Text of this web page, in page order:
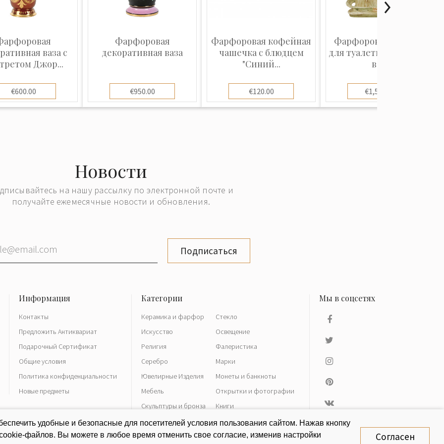
призами и
в Лейпциге и
медаль на
и
работе
директора
в
названием
ваза с
Джор...
€600.00
Фарфоровая
декоративная ваза
€950.00
Фарфоровая кофейная
чашечка с блюдцем
"Синий...
€120.00
Фарфоровое зеркало
для туалетного столика
в с...
€1,500.00
Новости
на нашу рассылку по электронной почте и
получайте ежемесячные новости и обновления.
Подписаться
Контакты
Предложить Антиквариат
Подарочный Сертификат
Общие условия
Политика конфиденциальности
Новые предметы
Керамика и фарфор
Искусство
Религия
Серебро
Ювелирные Изделия
Мебель
Скульптуры и бронза
Часы
Стекло
Освещение
Фалеристика
Марки
Монеты и банкноты
Открытки и фотографии
Книги
Разное
удобные и безопасные для посетителей условия пользования сайтом. Нажав кнопку
файлов. Вы можете в любое время отменить свое согласие, изменив настройки
Согласен